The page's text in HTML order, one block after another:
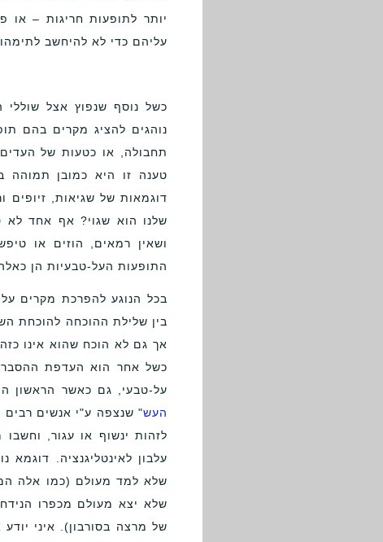
יותר לתופעות חריגות – או
עליהם כדי לא להיחשב
כשל נוסף שנפוץ אצל
נוהגים להציג מקרים בהם
תחבולה, או כטעות של
טענה זו היא כמובן תמוהה
דוגמאות של שגיאות,
שלנו הוא שגוי? אף אחד לא
ושאין רמאים, הוזים או
התופעות העל-טבעיות הן
בכל הנוגע להפרכת מקרים
בין שלילת ההוכחה להוכחת
אך גם לא הוכח שהוא אינו
כשל אחר הוא העדפת ההסבר
על-טבעי, גם כאשר הראשון
העש
לזהות ינשוף או עגור,
עלבון לאינטליגנציה.
שלא למד מעולם (כמו אלה
שלא יצא מעולם מכפרו
של מרצה בסורבון). איני